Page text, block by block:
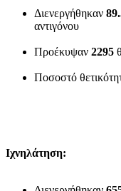
Διενεργήθηκαν
αντιγόνου
Προέκυψαν 2295
Ποσοστό
Ιχνηλάτηση: